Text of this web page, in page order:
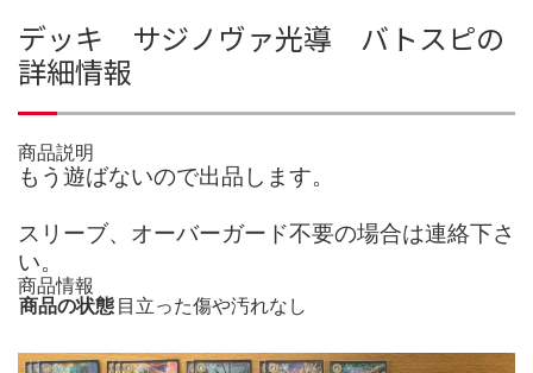
デッキ サジノヴァ光導 バトスピの
詳細情報
商品説明
もう遊ばないので出品します。
スリーブ、オーバーガード不要の場合は連絡下さ
い。
商品情報
商品の状態 目立った傷や汚れなし